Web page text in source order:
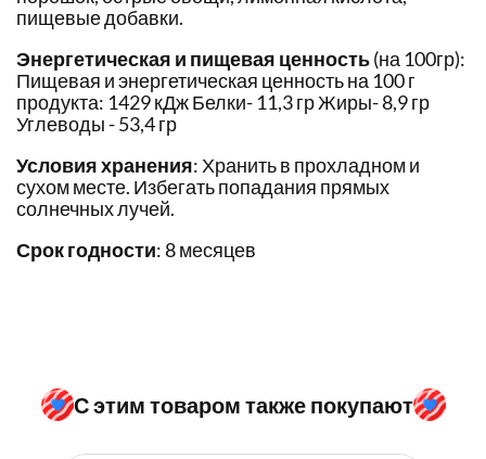
пищевые добавки.
Энергетическая и пищевая ценность(на 100гр):
Пищевая и энергетическая ценность на 100 г
продукта: 1429 кДж Белки- 11,3 гр Жиры- 8,9 гр
Углеводы - 53,4 гр
Условия хранения: Хранить в прохладном и
сухом месте. Избегать попадания прямых
солнечных лучей.
Срок годности: 8 месяцев
С этим товаром также покупают